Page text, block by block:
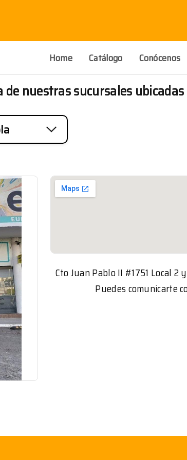
Home Catálogo Conócenos
nuestras sucursales ubicadas
Cto Juan Pablo II #1751 Local 2
Puedes comunicarte